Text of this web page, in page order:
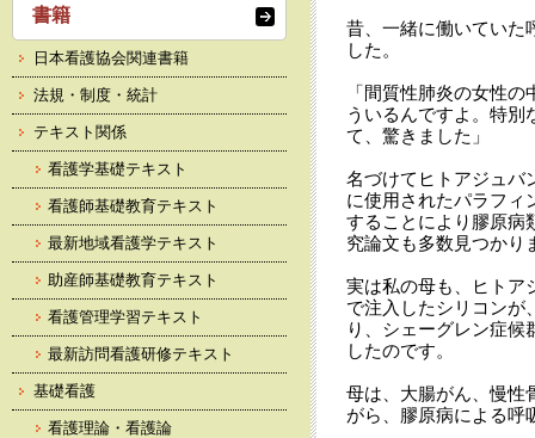
昔、一緒に働いていた
した。
「間質性肺炎の女性
ういるんですよ。特別
て、驚きました」
名づけてヒトアジュバ
に使用されたパラフィ
することにより膠原病
究論文も多数見つかり
実は私の母も、ヒトア
で注入したシリコンが
り、シェーグレン症
したのです。
母は、大腸がん、慢性
がら、膠原病による呼
書籍
日本看護協会関連書籍
法規・制度・統計
テキスト関係
看護学基礎テキスト
看護師基礎教育テキスト
最新地域看護学テキスト
助産師基礎教育テキスト
看護管理学習テキスト
最新訪問看護研修テキスト
基礎看護
看護理論・看護論